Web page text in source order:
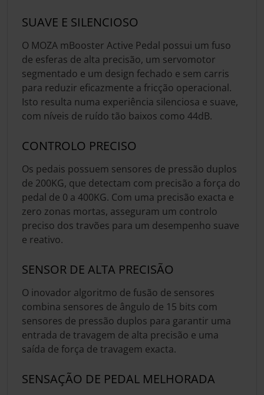
SUAVE E SILENCIOSO
O MOZA mBooster Active Pedal possui um fuso
de esferas de alta precisão, um servomotor
segmentado e um design fechado e sem carris
para reduzir eficazmente a fricção operacional.
Isto resulta numa experiência silenciosa e suave,
com níveis de ruído tão baixos como 44dB.
CONTROLO PRECISO
Os pedais possuem sensores de pressão duplos
de 200KG, que detectam com precisão a força do
pedal de 0 a 400KG. Com uma precisão exacta e
zero zonas mortas, asseguram um controlo
preciso dos travões para um desempenho suave
e reativo.
SENSOR DE ALTA PRECISÃO
O inovador algoritmo de fusão de sensores
combina sensores de ângulo de 15 bits com
sensores de pressão duplos para garantir uma
entrada de travagem de alta precisão e uma
saída de força de travagem exacta.
SENSAÇÃO DE PEDAL MELHORADA